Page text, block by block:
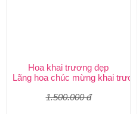
Hoa khai trương đẹp
Lãng hoa chúc mừng khai trương
1.500.000 đ